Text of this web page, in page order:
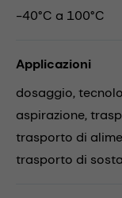
-40°C a 100°C
Applicazioni
dosaggio,
aspirazione,
trasporto di
trasporto di